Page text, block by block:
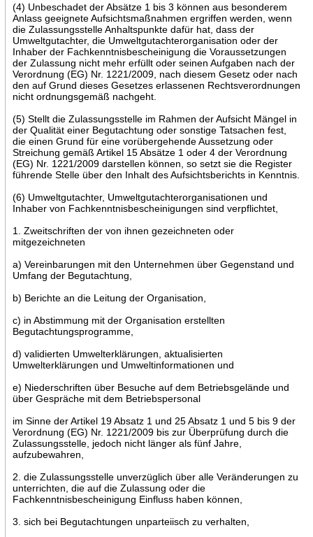
(4) Unbeschadet der Absätze 1 bis 3 können aus besonderem
Anlass geeignete Aufsichtsmaßnahmen ergriffen werden, wenn
die Zulassungsstelle Anhaltspunkte dafür hat, dass der
Umweltgutachter, die Umweltgutachterorganisation oder der
Inhaber der Fachkenntnisbescheinigung die Voraussetzungen
der Zulassung nicht mehr erfüllt oder seinen Aufgaben nach der
Verordnung (EG) Nr. 1221/2009, nach diesem Gesetz oder nach
den auf Grund dieses Gesetzes erlassenen Rechtsverordnungen
nicht ordnungsgemäß nachgeht.
(5) Stellt die Zulassungsstelle im Rahmen der Aufsicht Mängel in
der Qualität einer Begutachtung oder sonstige Tatsachen fest,
die einen Grund für eine vorübergehende Aussetzung oder
Streichung gemäß Artikel 15 Absätze 1 oder 4 der Verordnung
(EG) Nr. 1221/2009 darstellen können, so setzt sie die Register
führende Stelle über den Inhalt des Aufsichtsberichts in Kenntnis.
(6) Umweltgutachter, Umweltgutachterorganisationen und
Inhaber von Fachkenntnisbescheinigungen sind verpflichtet,
1. Zweitschriften der von ihnen gezeichneten oder
mitgezeichneten
a) Vereinbarungen mit den Unternehmen über Gegenstand und
Umfang der Begutachtung,
b) Berichte an die Leitung der Organisation,
c) in Abstimmung mit der Organisation erstellten
Begutachtungsprogramme,
d) validierten Umwelterklärungen, aktualisierten
Umwelterklärungen und Umweltinformationen und
e) Niederschriften über Besuche auf dem Betriebsgelände und
über Gespräche mit dem Betriebspersonal
im Sinne der Artikel 19 Absatz 1 und 25 Absatz 1 und 5 bis 9 der
Verordnung (EG) Nr. 1221/2009 bis zur Überprüfung durch die
Zulassungsstelle, jedoch nicht länger als fünf Jahre,
aufzubewahren,
2. die Zulassungsstelle unverzüglich über alle Veränderungen zu
unterrichten, die auf die Zulassung oder die
Fachkenntnisbescheinigung Einfluss haben können,
3. sich bei Begutachtungen unparteiisch zu verhalten,